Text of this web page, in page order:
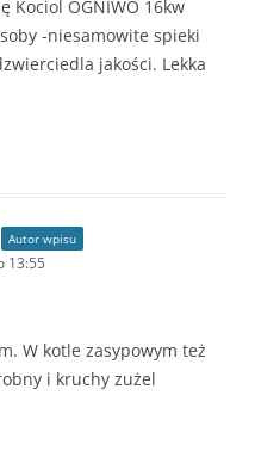
Kociol OGNIWO 16kw
-niesamowite spieki
jakości. Lekka
Autor wpisu
13:55
W kotle zasypowym też
i kruchy zużel